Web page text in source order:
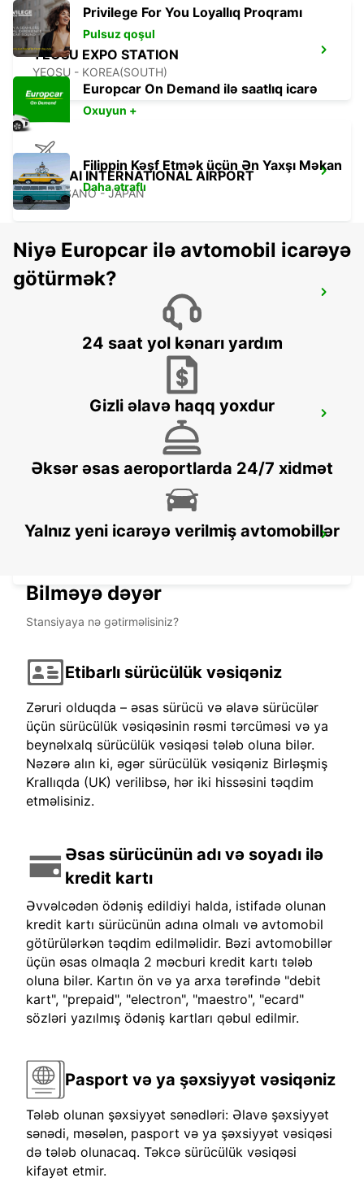
YEOSU EXPO STATION
YEOSU - KOREA(SOUTH)
KANSAI INTERNATIONAL AIRPORT
IZUMISANO - JAPAN
GWANGJU - KOREA(SOUTH)
GANGNAM DOWNTOWN
SEOUL - KOREA(SOUTH)
YONGSAN DOWNTOWN
Privilege For You Loyallıq Proqramı
Pulsuz qoşul
Europcar On Demand ilə saatlıq icarə
Oxuyun +
Filippin Kəşf Etmək üçün Ən Yaxşı Məkan
Daha ətraflı
Niyə Europcar ilə avtomobil icarəyə
götürmək?
24 saat yol kənarı yardım
Gizli əlavə haqq yoxdur
Əksər əsas aeroportlarda 24/7 xidmət
Yalnız yeni icarəyə verilmiş avtomobillər
Bilməyə dəyər
Stansiyaya nə gətirməlisiniz?
Etibarlı sürücülük vəsiqəniz
Zəruri olduqda – əsas sürücü və əlavə sürücülər
üçün sürücülük vəsiqəsinin rəsmi tərcüməsi və ya
beynəlxalq sürücülük vəsiqəsi tələb oluna bilər.
Nəzərə alın ki, əgər sürücülük vəsiqəniz Birləşmiş
Krallıqda (UK) verilibsə, hər iki hissəsini təqdim
etməlisiniz.
Əsas sürücünün adı və soyadı ilə
kredit kartı
Əvvəlcədən ödəniş edildiyi halda, istifadə olunan
kredit kartı sürücünün adına olmalı və avtomobil
götürülərkən təqdim edilməlidir. Bəzi avtomobillər
üçün əsas olmaqla 2 məcburi kredit kartı tələb
oluna bilər. Kartın ön və ya arxa tərəfində "debit
kart", "prepaid", "electron", "maestro", "ecard"
sözləri yazılmış ödəniş kartları qəbul edilmir.
Pasport və ya şəxsiyyət vəsiqəniz
Tələb olunan şəxsiyyət sənədləri: Əlavə şəxsiyyət
sənədi, məsələn, pasport və ya şəxsiyyət vəsiqəsi
də tələb olunacaq. Təkcə sürücülük vəsiqəsi
kifayət etmir.